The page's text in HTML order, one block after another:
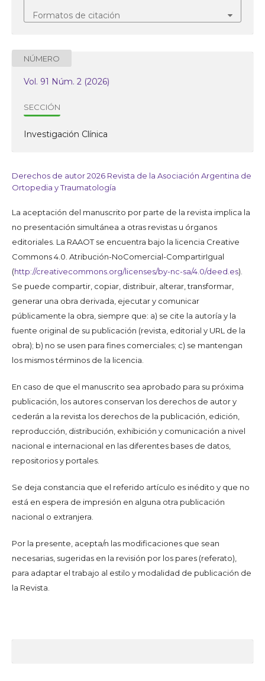
Formatos de citación
NÚMERO
Vol. 91 Núm. 2 (2026)
SECCIÓN
Investigación Clínica
Derechos de autor 2026 Revista de la Asociación Argentina de
Ortopedia y Traumatología
La aceptación del manuscrito por parte de la revista implica la
no presentación simultánea a otras revistas u órganos
editoriales. La RAAOT se encuentra bajo la licencia Creative
Commons 4.0. Atribución-NoComercial-CompartirIgual
(http://creativecommons.org/licenses/by-nc-sa/4.0/deed.es).
Se puede compartir, copiar, distribuir, alterar, transformar,
generar una obra derivada, ejecutar y comunicar
públicamente la obra, siempre que: a) se cite la autoría y la
fuente original de su publicación (revista, editorial y URL de la
obra); b) no se usen para fines comerciales; c) se mantengan
los mismos términos de la licencia.
En caso de que el manuscrito sea aprobado para su próxima
publicación, los autores conservan los derechos de autor y
cederán a la revista los derechos de la publicación, edición,
reproducción, distribución, exhibición y comunicación a nivel
nacional e internacional en las diferentes bases de datos,
repositorios y portales.
Se deja constancia que el referido artículo es inédito y que no
está en espera de impresión en alguna otra publicación
nacional o extranjera.
Por la presente, acepta/n las modificaciones que sean
necesarias, sugeridas en la revisión por los pares (referato),
para adaptar el trabajo al estilo y modalidad de publicación de
la Revista.